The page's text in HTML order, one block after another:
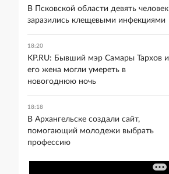
В Псковской области девять человек
заразились клещевыми инфекциями
18:20
KP.RU: Бывший мэр Самары Тархов и
его жена могли умереть в
новогоднюю ночь
18:18
В Архангельске создали сайт,
помогающий молодежи выбрать
профессию